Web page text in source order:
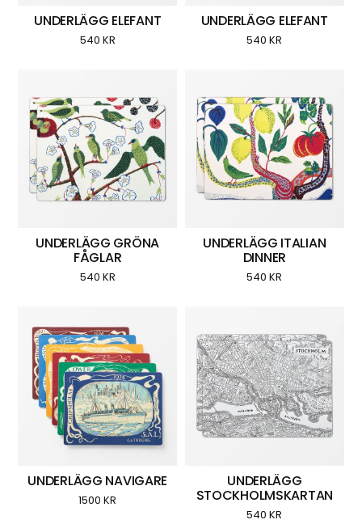
UNDERLÄGG ELEFANT
540 KR
UNDERLÄGG ELEFANT
540KR
UNDERLÄGG GRÖNA
FÅGLAR
540 KR
UNDERLÄGG ITALIAN
DINNER
540KR
UNDERLÄGG NAVIGARE
1500KR
UNDERLÄGG
STOCKHOLMSKARTAN
540KR